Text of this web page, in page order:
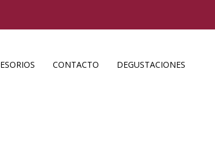
CONTACTO DEGUSTACIONES